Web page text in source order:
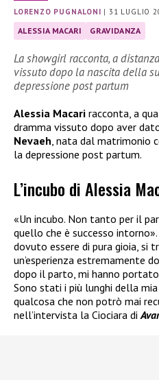
LORENZO PUGNALONI |31 LUGLIO
ALESSIA MACARI GRAVIDANZA
La showgirl racconta, a
vissuto dopo la nascita della
depressione post partum
Alessia Macari racconta, a
dramma vissuto dopo aver
Nevaeh , nata dal matrimonio
la depressione post partum.
L’incubo di Alessia
«Un incubo. Non tanto per il
quello che è successo
dovuto essere di pura gioia, si
un’esperienza estremamente
dopo il parto, mi hanno
Sono stati i più lunghi della
qualcosa che non potrò mai
nell’intervista la Ciociara di